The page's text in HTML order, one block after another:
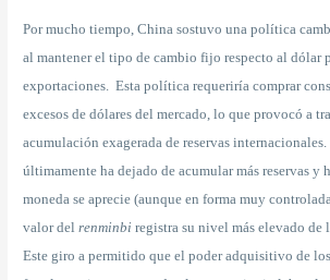
Por mucho tiempo, China sostuvo una política
al mantener el tipo de cambio fijo respecto al dólar
exportaciones. Esta política requeriría comprar
excesos de dólares del mercado, lo que provocó a
acumulación exagerada de reservas
últimamente ha dejado de acumular más reservas y
moneda se aprecie (aunque en forma muy
valor delrenminbi registra su nivel más elevado de
Este giro a permitido que el poder adquisitivo de